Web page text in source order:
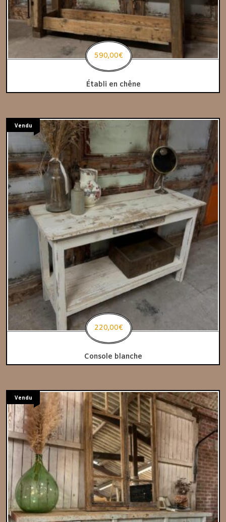
Établi en chêne
590,00€
Vendu
Console blanche
220,00€
Vendu